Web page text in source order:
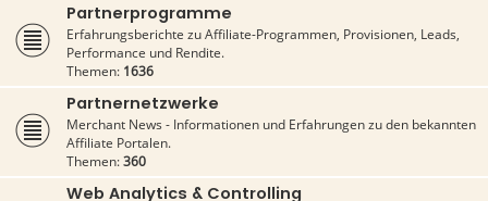
Partnerprogramme
Erfahrungsberichte zu Affiliate-Programmen, Provisionen, Leads,
Performance und Rendite.
Themen: 1636
Partnernetzwerke
Merchant News - Informationen und Erfahrungen zu den bekannten
Affiliate Portalen.
Themen:360
Web Analytics & Controlling